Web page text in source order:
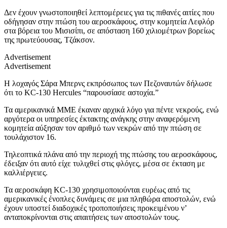
Δεν έχουν γνωστοποιηθεί λεπτομέρειες για τις πιθανές αιτίες που
οδήγησαν στην πτώση του αεροσκάφους, στην κομητεία Λεφλόρ
στα βόρεια του Μισισίπι, σε απόσταση 160 χιλιομέτρων βορείως
της πρωτεύουσας, Τζάκσον.
Advertisement
Advertisement
Η λοχαγός Σάρα Μπερνς εκπρόσωπος των Πεζοναυτών δήλωσε
ότι το KC-130 Hercules “παρουσίασε αστοχία.”
Τα αμερικανικά ΜΜΕ έκαναν αρχικά λόγο για πέντε νεκρούς, ενώ
αργότερα οι υπηρεσίες έκτακτης ανάγκης στην αναφερόμενη
κομητεία αύξησαν τον αριθμό των νεκρών από την πτώση σε
τουλάχιστον 16.
Τηλεοπτικά πλάνα από την περιοχή της πτώσης του αεροσκάφους,
έδειξαν ότι αυτό είχε τυλιχθεί στις φλόγες, μέσα σε έκταση με
καλλιέργειες.
Τα αεροσκάφη KC-130 χρησιμοποιούνται ευρέως από τις
αμερικανικές ένοπλες δυνάμεις σε μια πληθώρα αποστολών, ενώ
έχουν υποστεί διαδοχικές τροποποιήσεις προκειμένου ν’
ανταποκρίνονται στις απαιτήσεις των αποστολών τους.